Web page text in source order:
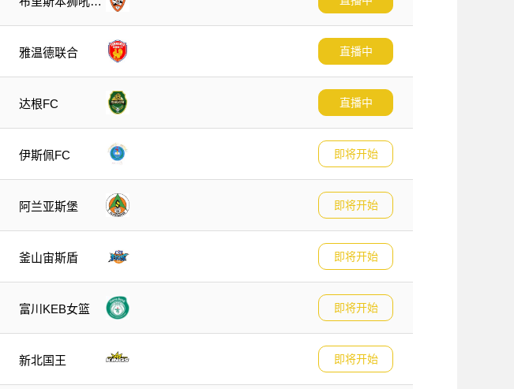
雅温德联合 直播中
达根FC 直播中
伊斯佩FC 即将开始
阿兰亚斯堡 即将开始
釜山宙斯盾 即将开始
富川KEB女篮 即将开始
新北国王 即将开始